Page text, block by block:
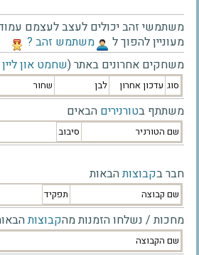
משתמשי זהב יכולים לעצב לעצמם
מעוניין להפוך ל
‫משתמש זהב ?‬
משחקים אחרונים באתר (שחמט און ליין
סוג עדכון אחרון לבן שחור
משתתף בטורנירים הבאים
שם הטורניר סיבוב
חבר בקבוצותהבאות
שם קבוצה תפקיד
מחכות / נשלחו הזמנות מהקבוצות
שם הקבוצה